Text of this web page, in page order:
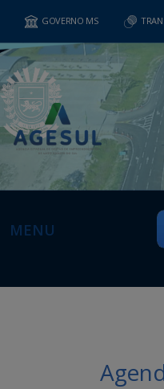
GOVERNO MS
MENU